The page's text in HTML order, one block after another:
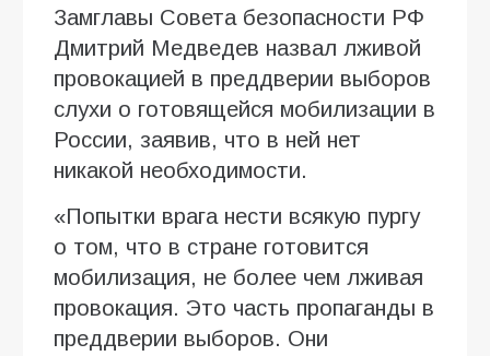
Замглавы Совета безопасности РФ
Дмитрий Медведев назвал лживой
провокацией в преддверии выборов
слухи о готовящейся мобилизации в
России, заявив, что в ней нет
никакой необходимости.
«Попытки врага нести всякую пургу
о том, что в стране готовится
мобилизация, не более чем лживая
провокация. Это часть пропаганды в
преддверии выборов. Они